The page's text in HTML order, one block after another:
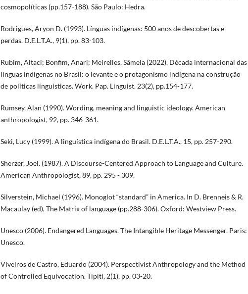
cosmopolíticas (pp.157-188). São Paulo: Hedra.
Rodrigues, Aryon D. (1993). Línguas indígenas: 500 anos de descobertas e
perdas. D.E.L.T.A., 9(1), pp. 83-103.
Rubim, Altaci; Bonfim, Anari; Meirelles, Sâmela (2022). Década internacional das
línguas indígenas no Brasil: o levante e o protagonismo indígena na construção
de políticas linguísticas. Work. Pap. Linguist. 23(2), pp.154-177.
Rumsey, Alan (1990). Wording, meaning and linguistic ideology. American
anthropologist, 92, pp. 346-361.
Seki, Lucy (1999). A linguística indígena do Brasil. D.E.L.T.A., 15, pp. 257-290.
Sherzer, Joel. (1987). A Discourse-Centered Approach to Language and Culture.
American Anthropologist, 89, pp. 295 - 309.
Silverstein, Michael (1996). Monoglot “standard” in America. In D. Brenneis & R.
Macaulay (ed), The Matrix of language (pp.288-306). Oxford: Westview Press.
Unesco (2006). Endangered Languages. The Intangible Heritage Messenger. Paris:
Unesco.
Viveiros de Castro, Eduardo (2004). Perspectivist Anthropology and the Method
of Controlled Equivocation. Tipití, 2(1), pp. 03-20.